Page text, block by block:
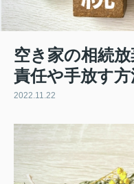
空き家の相続
責任や手放す
2022.11.22